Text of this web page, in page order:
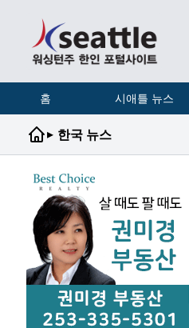
홈 시애틀 뉴스
▸ 한국 뉴스